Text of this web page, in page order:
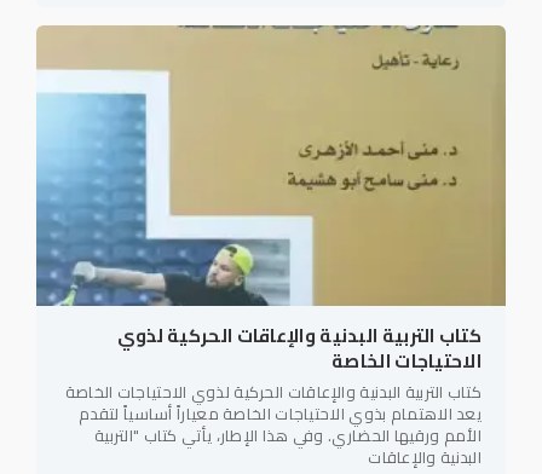
كتاب التربية البدنية والإعاقات الحركية لذوي
الاحتياجات الخاصة
كتاب التربية البدنية والإعاقات الحركية لذوي الاحتياجات الخاصة
يعد الاهتمام بذوي الاحتياجات الخاصة معياراً أساسياً لتقدم
الأمم ورقيها الحضاري. وفي هذا الإطار، يأتي كتاب "التربية
البدنية والإعاقات